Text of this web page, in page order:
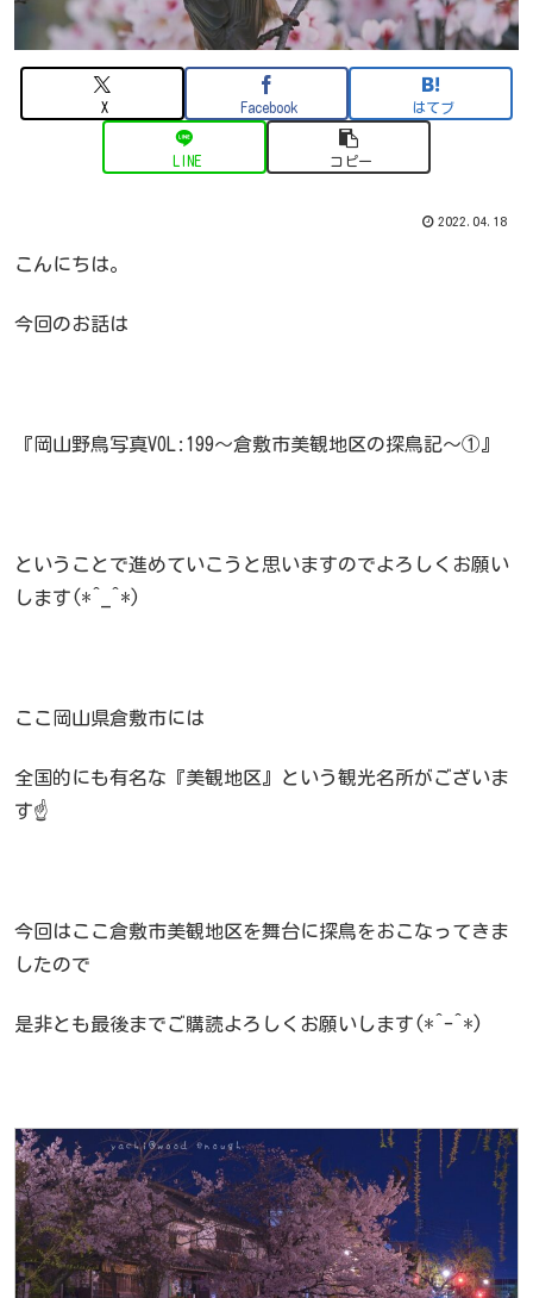
X Facebook はてブ
LINE コピー
2022.04.18
こんにちは。
今回のお話は
『岡山野鳥写真VOL:199～倉敷市美観地区の探鳥記～①』
ということで進めていこうと思いますのでよろしくお願い
します(*^_^*)
ここ岡山県倉敷市には
全国的にも有名な『美観地区』という観光名所がございま
す☝️
今回はここ倉敷市美観地区を舞台に探鳥をおこなってきま
したので
是非とも最後までご購読よろしくお願いします(*^-^*)